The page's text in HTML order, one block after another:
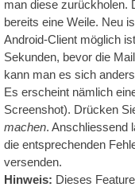
zu
Preisen
Service
-
Qualität
-
man diese zurückholen.
bereits eine Weile. Neu
Android-Client möglich
Sekunden, bevor die
kann man es sich
Es erscheint nämlich
Screenshot). Drücken
machen. Anschliessend
die entsprechenden
versenden.
Hinweis: Dieses